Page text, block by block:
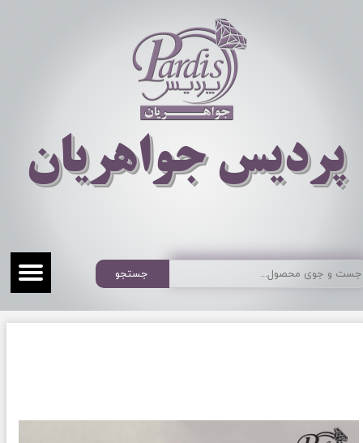
​​​​پردیس جواهریان
جستجو